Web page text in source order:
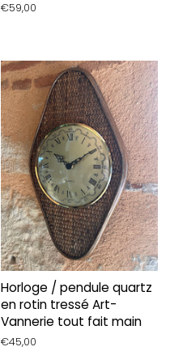
Prix
€59,00
Horloge / pendule quartz
en rotin tressé Art-
Vannerie tout fait main
Prix
€45,00